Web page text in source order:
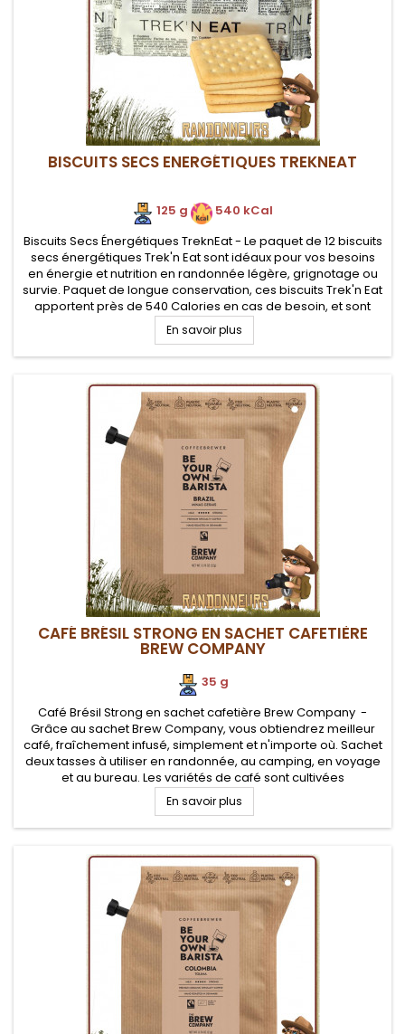
BISCUITS SECS ENERGÉTIQUES TREKNEAT
125 g
540 kCal
Biscuits Secs Énergétiques TreknEat - Le paquet de 12 biscuits
secs énergétiques Trek'n Eat sont idéaux pour vos besoins
en énergie et nutrition en randonnée légère, grignotage ou
survie. Paquet de longue conservation, ces biscuits Trek'n Eat
apportent près de 540 Calories en cas de besoin, et sont
faciles à stocker
En savoir plus
CAFÉ BRÉSIL STRONG EN SACHET CAFETIÈRE
BREW COMPANY
35 g
Café Brésil Strong en sachet cafetière Brew Company -
Grâce au sachet Brew Company, vous obtiendrez meilleur
café, fraîchement infusé, simplement et n'importe où. Sachet
deux tasses à utiliser en randonnée, au camping, en voyage
et au bureau. Les variétés de café sont cultivées
biologiquement et ont reçu le label du commerce équitable.
Le café est à...
En savoir plus